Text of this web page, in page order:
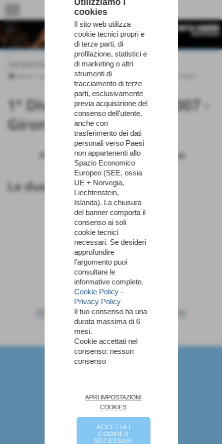
menu
campionati
>1° Divisione Pisa 2006-2007
1° Divisione Pisa 2006-2007 -
Girone Unico
PGS Turris Pall. Staffoli
Le due squadre a confronto
PGS Turris Pall. Staffoli
calendario e risultati-
Marco Angiolini - Allenatore di Pallavolo
via fiume 29 - San miniato (Pisa)
Links
Privacy Policy-Cookie Policy
Utilizziamo i
cookies
Il sito web utilizza
cookie tecnici propri e
di terze parti, di
profilazione, statistici e
di marketing o altri
strumenti di
tracciamento di terze
parti, esclusivamente
previa acquisizione del
consenso dell'utente,
anche con
trasferimento dei dati
personali verso Paesi
non appartenenti allo
Spazio Economico
Europeo (SEE, ossia
UE + Norvegia,
Liechtenstein,
Islanda). La chiusura
del banner comporta il
consenso ai soli
cookie tecnici
necessari. Se desideri
approfondire
l'argomento puoi
consultare le
informative complete.
Cookie Policy-
Privacy Policy
Il tuo consenso ha una
durata massima di 6
mesi.
Cookie accettati nel
consenso: nessun
consenso
APRI IMPOSTAZIONI
COOKIES
ACCETTA I
COOKIES
NECESSARI